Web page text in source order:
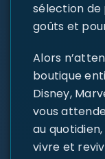
sélection de
goûts et
Alors
boutique
Disney,
vous
au
vivre et